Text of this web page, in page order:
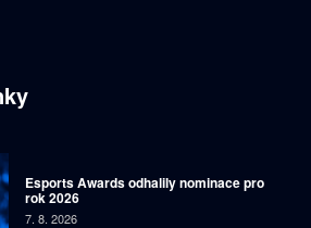
Esports Awards odhalily nominace pro
rok 2026
7. 8. 2026